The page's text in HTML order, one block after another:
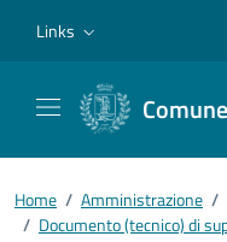
Links
Home / Amministrazione /
/ Documento (tecnico) di